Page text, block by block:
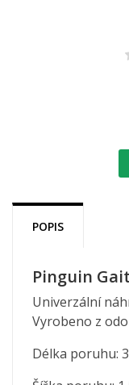
POPIS
Pinguin
Univerzální
Vyrobeno z
Délka poruhu: